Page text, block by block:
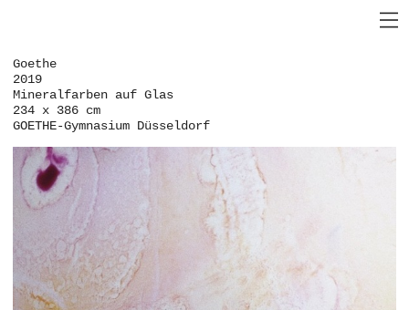
Goethe
2019
Mineralfarben auf Glas
234 x 386 cm
GOETHE-Gymnasium Düsseldorf